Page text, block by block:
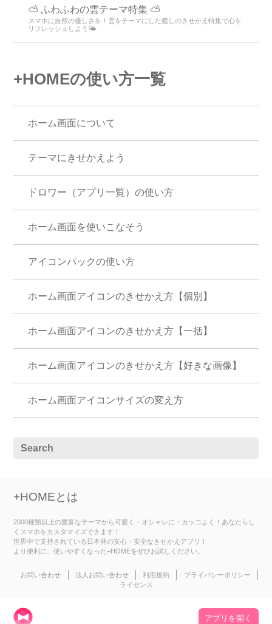
⛅ ふわふわの雲テーマ特集 ⛅
スマホに自然の優しさを！雲をテーマにした癒しのきせかえ特集で心を
リフレッシュしよう🌤️
+HOMEの使い方一覧
ホーム画面について
テーマにきせかえよう
ドロワー（アプリ一覧）の使い方
ホーム画面を使いこなそう
アイコンパックの使い方
ホーム画面アイコンのきせかえ方【個別】
ホーム画面アイコンのきせかえ方【一括】
ホーム画面アイコンのきせかえ方【好きな画像】
ホーム画面アイコンサイズの変え方
+HOMEとは
2000種類以上の豊富なテーマから可愛く・オシャレに・カッコよく！あなたらし
くスマホをカスタマイズできます！
世界中で支持されている日本発の安心・安全なきせかえアプリ！
より便利に、使いやすくなった+HOMEをぜひお試しください。
お問い合わせ 法人お問い合わせ 利用規約
プライバシーポリシー
ライセンス
アプリを開く